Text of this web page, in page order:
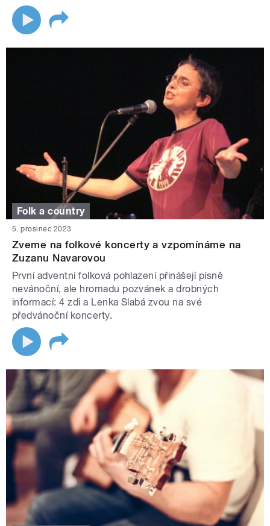
Folk a country
5. prosinec 2023
Zveme na folkové koncerty a vzpomínáme na
Zuzanu Navarovou
První adventní folková pohlazení přinášejí písně
nevánoční, ale hromadu pozvánek a drobných
informací: 4 zdi a Lenka Slabá zvou na své
předvánoční koncerty.